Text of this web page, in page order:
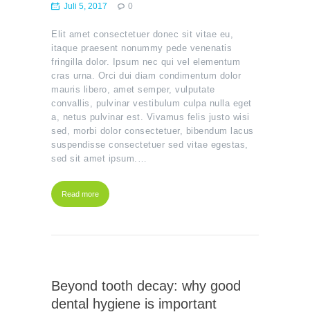
Juli 5, 2017 0
Elit amet consectetuer donec sit vitae eu,
itaque praesent nonummy pede venenatis
fringilla dolor. Ipsum nec qui vel elementum
cras urna. Orci dui diam condimentum dolor
mauris libero, amet semper, vulputate
convallis, pulvinar vestibulum culpa nulla eget
a, netus pulvinar est. Vivamus felis justo wisi
sed, morbi dolor consectetuer, bibendum lacus
suspendisse consectetuer sed vitae egestas,
sed sit amet ipsum.…
Read more
Beyond tooth decay: why good
dental hygiene is important